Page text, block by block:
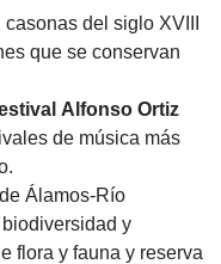
casonas del siglo XVIII
que se conservan
Alfonso Ortiz
de música más
Álamos-Río
y
flora y fauna y reserva